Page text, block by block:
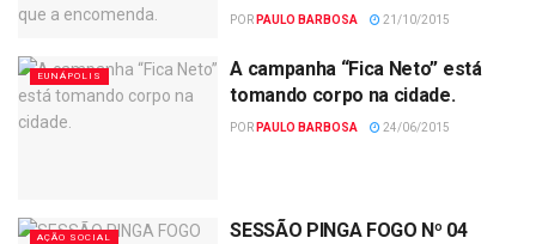
POR PAULO BARBOSA 21/10/2015
EUNÁPOLIS
A campanha “Fica Neto” está
tomando corpo na cidade.
POR PAULO BARBOSA 24/06/2015
AÇÃO SOCIAL SESSÃO PINGA FOGO Nº 04